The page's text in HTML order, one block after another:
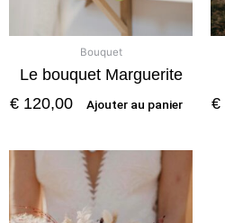
Bouquet
Le bouquet Marguerite
€ 120,00 Ajouter au panier
€